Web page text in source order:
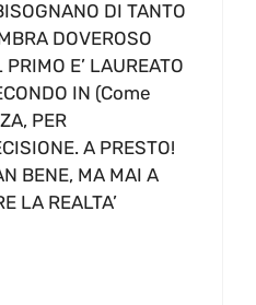
DI TANTO
DOVEROSO
E’ LAUREATO
IN (Come
PER
A PRESTO!
BENE, MA MAI A
LA REALTA’